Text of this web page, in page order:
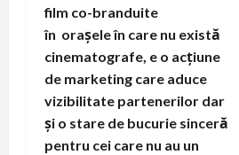
film co-branduite
în orașele în care nu există
cinematografe, e o acțiune
de marketing care aduce
vizibilitate partenerilor dar
și o stare de bucurie sinceră
pentru cei care nu au un